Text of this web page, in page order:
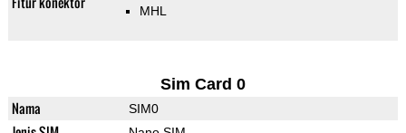
MHL
Sim Card 0
Nama SIM0